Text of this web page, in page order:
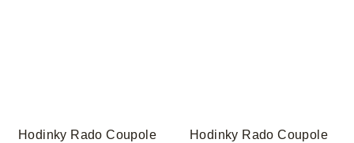
Hodinky Rado Coupole Hodinky Rado Coupole